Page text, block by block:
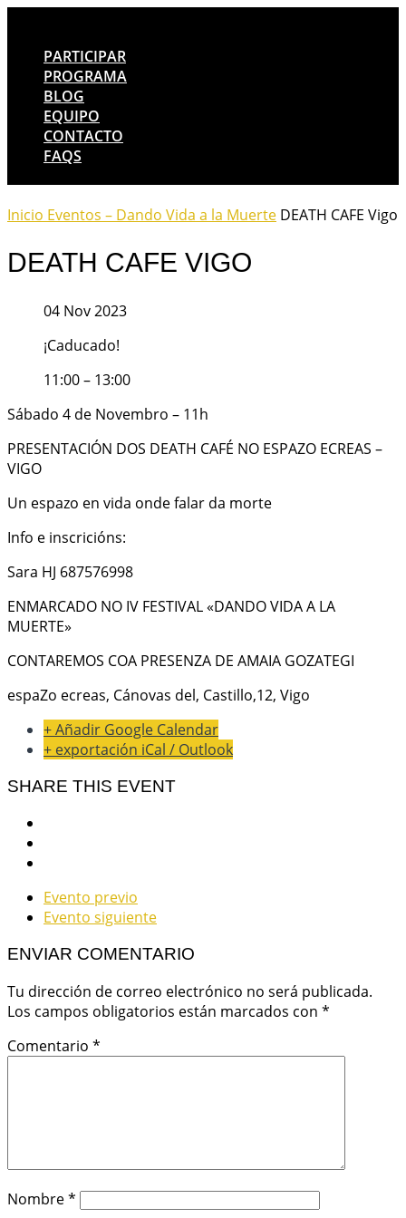
PARTICIPAR
PROGRAMA
BLOG
EQUIPO
CONTACTO
FAQS
Inicio Eventos – Dando Vida a la Muerte DEATH CAFE Vigo
DEATH CAFE VIGO
04 Nov 2023
¡Caducado!
11:00 – 13:00
Sábado 4 de Novembro – 11h
PRESENTACIÓN DOS DEATH CAFÉ NO ESPAZO ECREAS –
VIGO
Un espazo en vida onde falar da morte
Info e inscricións:
Sara HJ 687576998
ENMARCADO NO IV FESTIVAL «DANDO VIDA A LA
MUERTE»
CONTAREMOS COA PRESENZA DE AMAIA GOZATEGI
espaZo ecreas, Cánovas del, Castillo,12, Vigo
+ Añadir Google Calendar
+ exportación iCal / Outlook
SHARE THIS EVENT
Evento previo
Evento siguiente
ENVIAR COMENTARIO
Tu dirección de correo electrónico no será publicada.
Los campos obligatorios están marcados con *
Comentario *
Nombre*